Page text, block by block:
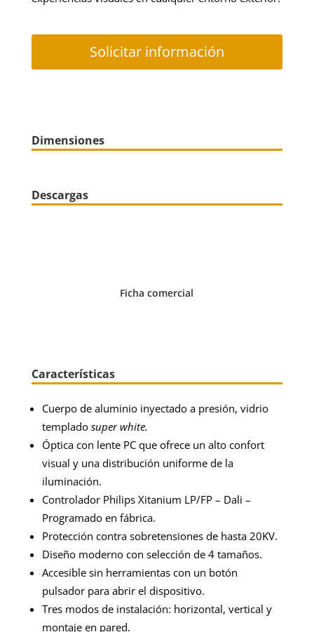
Solicitar información
Dimensiones
Descargas
Ficha comercial
Características
Cuerpo de aluminio inyectado a presión, vidrio
templadosuper white.
Óptica con lente PC que ofrece un alto confort
visual y una distribución uniforme de la
iluminación.
Controlador Philips Xitanium LP/FP – Dali –
Programado en fábrica.
Protección contra sobretensiones de hasta 20KV.
Diseño moderno con selección de 4 tamaños.
Accesible sin herramientas con un botón
pulsador para abrir el dispositivo.
Tres modos de instalación: horizontal, vertical y
montaje en pared.